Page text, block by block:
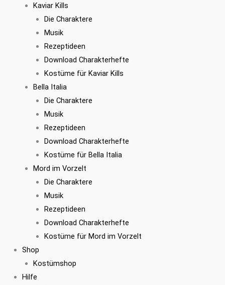
Kaviar Kills
Die Charaktere
Musik
Rezeptideen
Download Charakterhefte
Kostüme für Kaviar Kills
Bella Italia
Die Charaktere
Musik
Rezeptideen
Download Charakterhefte
Kostüme für Bella Italia
Mord im Vorzelt
Die Charaktere
Musik
Rezeptideen
Download Charakterhefte
Kostüme für Mord im Vorzelt
Shop
Kostümshop
Hilfe